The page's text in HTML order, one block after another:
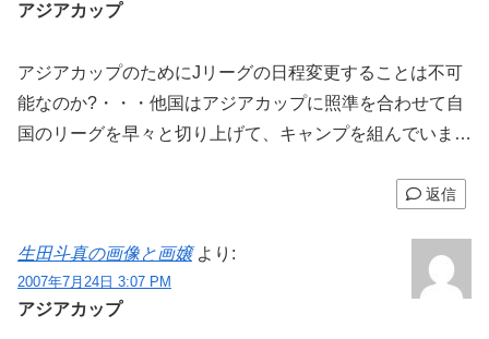
アジアカップ
アジアカップのためにJリーグの日程変更することは不可
能なのか?・・・他国はアジアカップに照準を合わせて自
国のリーグを早々と切り上げて、キャンプを組んでいま…
返信
生田斗真の画像と画嬢 より:
2007年7月24日 3:07 PM
アジアカップ